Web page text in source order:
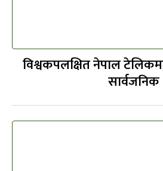
विश्वकपलक्षित नेपाल
सार्वजनिक